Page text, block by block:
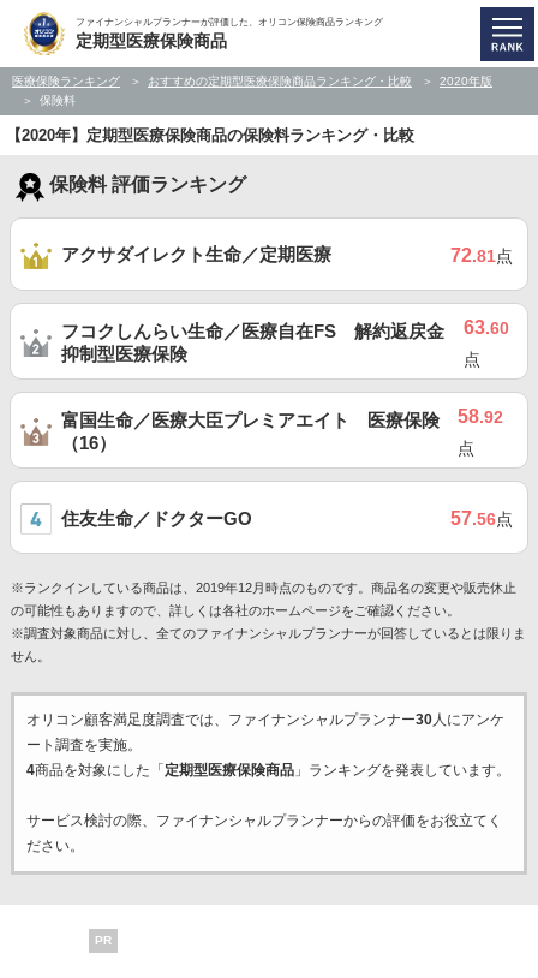
ファイナンシャルプランナーが評価した、オリコン保険商品ランキング
定期型医療保険商品
医療保険ランキング おすすめの定期型医療保険商品ランキング・比較
2020年版
保険料
【2020年】定期型医療保険商品の保険料ランキング・比較
保険料 評価ランキング
アクサダイレクト生命／定期医療 72.81点
フコクしんらい生命／医療自在FS 解約返戻金
抑制型医療保険
63.60
点
富国生命／医療大臣プレミアエイト 医療保険
（16）
58.92
点
住友生命／ドクターGO 57.56点
※ランクインしている商品は、2019年12月時点のものです。商品名の変更や販売休止
の可能性もありますので、詳しくは各社のホームページをご確認ください。
※調査対象商品に対し、全てのファイナンシャルプランナーが回答しているとは限りま
せん。
オリコン顧客満足度調査では、ファイナンシャルプランナー30人にアンケ
ート調査を実施。
4商品を対象にした「 定期型医療保険商品」ランキングを発表しています。
サービス検討の際、ファイナンシャルプランナーからの評価をお役立てく
ださい。
PR